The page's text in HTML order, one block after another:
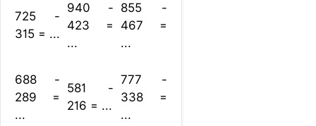
725 -
315 = ...
940 -
423 =
...
855 -
467 =
...
688 -
289 =
...
581 -
216 = ...
777 -
338 =
...